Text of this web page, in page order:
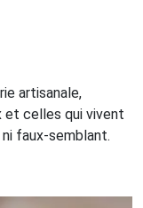
artisanale,
et celles qui vivent
faux-semblant.